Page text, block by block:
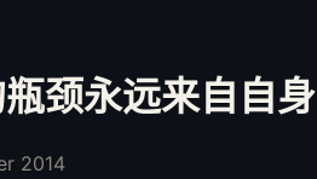
颈永远来自自身
2014